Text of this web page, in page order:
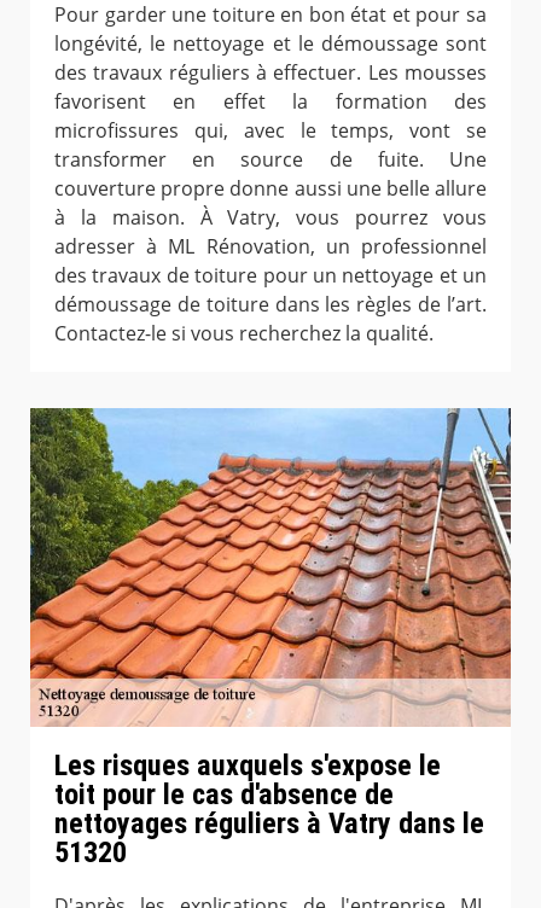
Pour garder une toiture en bon état et pour sa
longévité, le nettoyage et le démoussage sont
des travaux réguliers à effectuer. Les mousses
favorisent en effet la formation des
microfissures qui, avec le temps, vont se
transformer en source de fuite. Une
couverture propre donne aussi une belle allure
à la maison. À Vatry, vous pourrez vous
adresser à ML Rénovation, un professionnel
des travaux de toiture pour un nettoyage et un
démoussage de toiture dans les règles de l’art.
Contactez-le si vous recherchez la qualité.
Les risques auxquels s'expose le
toit pour le cas d'absence de
nettoyages réguliers à Vatry dans le
51320